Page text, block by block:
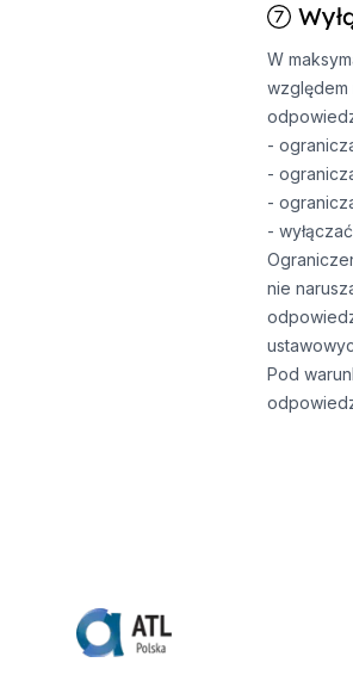
W
względem
-
-
-
-
nie
Pod